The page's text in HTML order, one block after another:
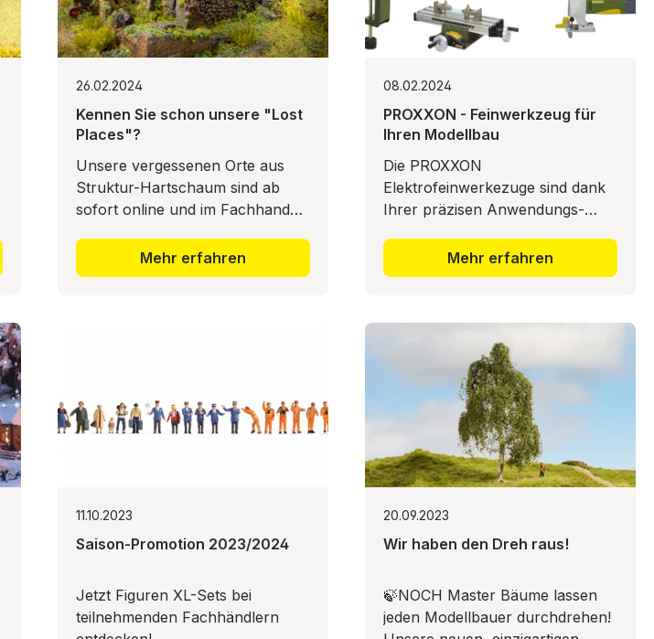
26.02.2024
Kennen Sie schon unsere "Lost
Places"?
Unsere vergessenen Orte aus
Struktur-Hartschaum sind ab
sofort online und im Fachhandel
Mehr erfahren
08.02.2024
PROXXON - Feinwerkzeug für
Ihren Modellbau
Die PROXXON
Elektrofeinwerkezuge sind dank
Ihrer präzisen Anwendungs-
Bau von Modelleisenbahnen und
Dioramen geeignet.
Mehr erfahren
11.10.2023
Saison-Promotion 2023/2024
Jetzt Figuren XL-Sets bei
teilnehmenden Fachhändlern
20.09.2023
Wir haben den Dreh raus!
🍃NOCH Master Bäume lassen
jeden Modellbauer durchdrehen!